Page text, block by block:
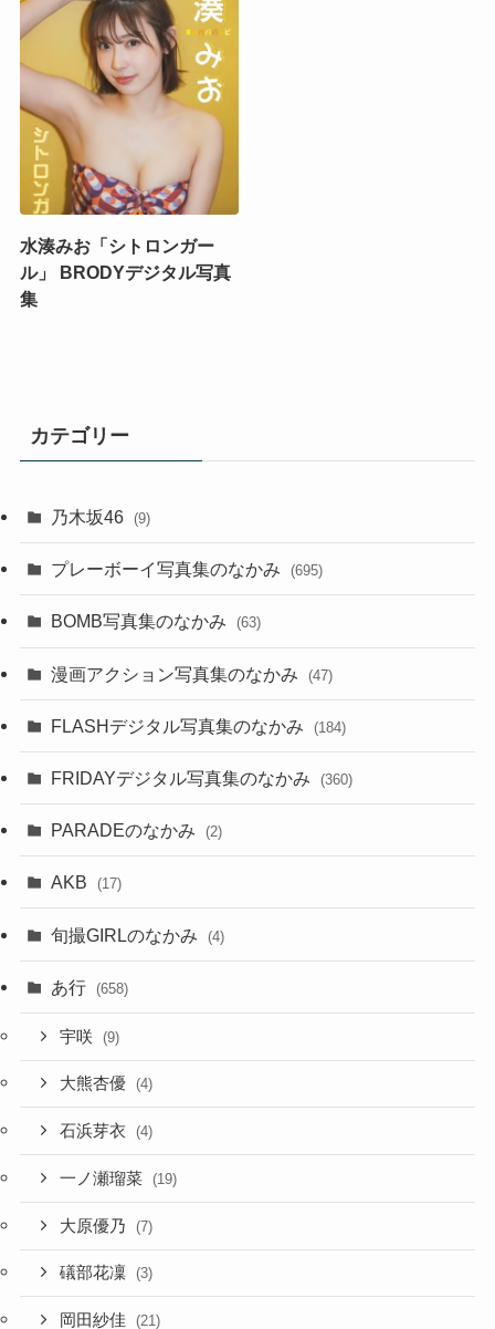
水湊みお「シトロンガー
ル」 BRODYデジタル写真
集
カテゴリー
乃木坂46 (9)
プレーボーイ写真集のなかみ (695)
BOMB写真集のなかみ (63)
漫画アクション写真集のなかみ (47)
FLASHデジタル写真集のなかみ (184)
FRIDAYデジタル写真集のなかみ (360)
PARADEのなかみ (2)
AKB (17)
旬撮GIRLのなかみ (4)
あ行 (658)
宇咲 (9)
大熊杏優 (4)
石浜芽衣 (4)
一ノ瀬瑠菜 (19)
大原優乃 (7)
礒部花凜 (3)
岡田紗佳 (21)